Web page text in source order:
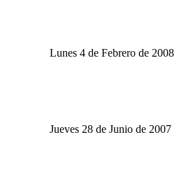
Lunes 4 de Febrero de 2008
Jueves 28 de Junio de 2007